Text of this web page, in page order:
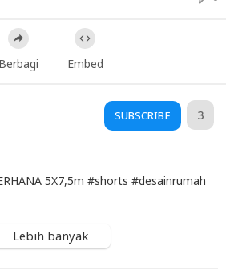
Berbagi Embed
SUBSCRIBE 3
5X7,5m #shorts #desainrumah
Lebih banyak